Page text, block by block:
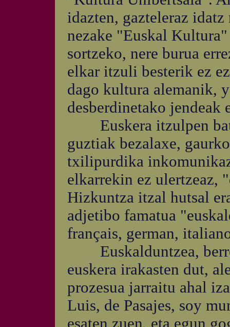
idazten, gazteleraz idatz
nezake "Euskal
sortzeko, nere burua
elkar itzuli besterik ez
dago kultura alemanik,
desberdinetako jendeak
Euskera itzulpen bat
guztiak bezalaxe,
txilipurdika
elkarrekin ez ulertzeaz,
Hizkuntza itzal hutsal
adjetibo famatua
français, german,
Euskalduntzea,
euskera irakasten dut,
prozesua jarraitu ahal
Luis, de Pasajes, soy
esaten zuen, eta egun